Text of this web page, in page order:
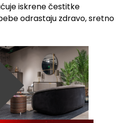
iskrene čestitke
odrastaju zdravo, sretno